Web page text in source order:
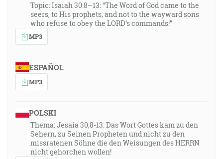
Topic: Isaiah 30:8–13: “The Word of God came to the
seers, to His prophets, and not to the wayward sons
who refuse to obey the LORD’s commands!”
MP3
ESPAÑOL
MP3
POLSKI
Thema: Jesaia 30,8-13: Das Wort Gottes kam zu den
Sehern, zu Seinen Propheten und nicht zu den
missratenen Söhne die den Weisungen des HERRN
nicht gehorchen wollen!